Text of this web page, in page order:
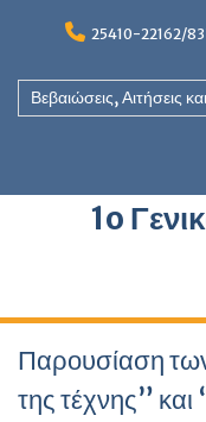
25410-22162/
Βεβαιώσεις, Αιτήσεις
1o
Παρουσίαση
της τέχνης”